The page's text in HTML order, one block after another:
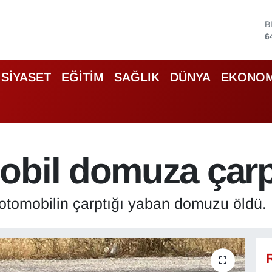
SİYASET EĞİTİM SAĞLIK DÜNYA
domuza
çarptığı yaban domuzu öldü.